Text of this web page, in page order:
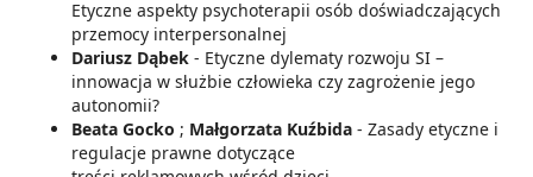
Etyczne aspekty psychoterapii osób doświadczających
przemocy interpersonalnej
Dariusz Dąbek- Etyczne dylematy rozwoju SI –
innowacja w służbie człowieka czy zagrożenie jego
autonomii?
Beata Gocko ; Małgorzata Kuźbida- Zasady etyczne i
regulacje prawne dotyczące